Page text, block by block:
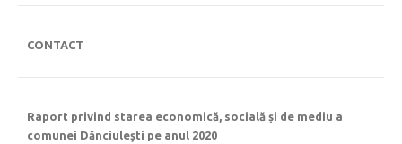
CONTACT
Raport privind starea economică, socială și de mediu a
comunei Dănciulești pe anul 2020